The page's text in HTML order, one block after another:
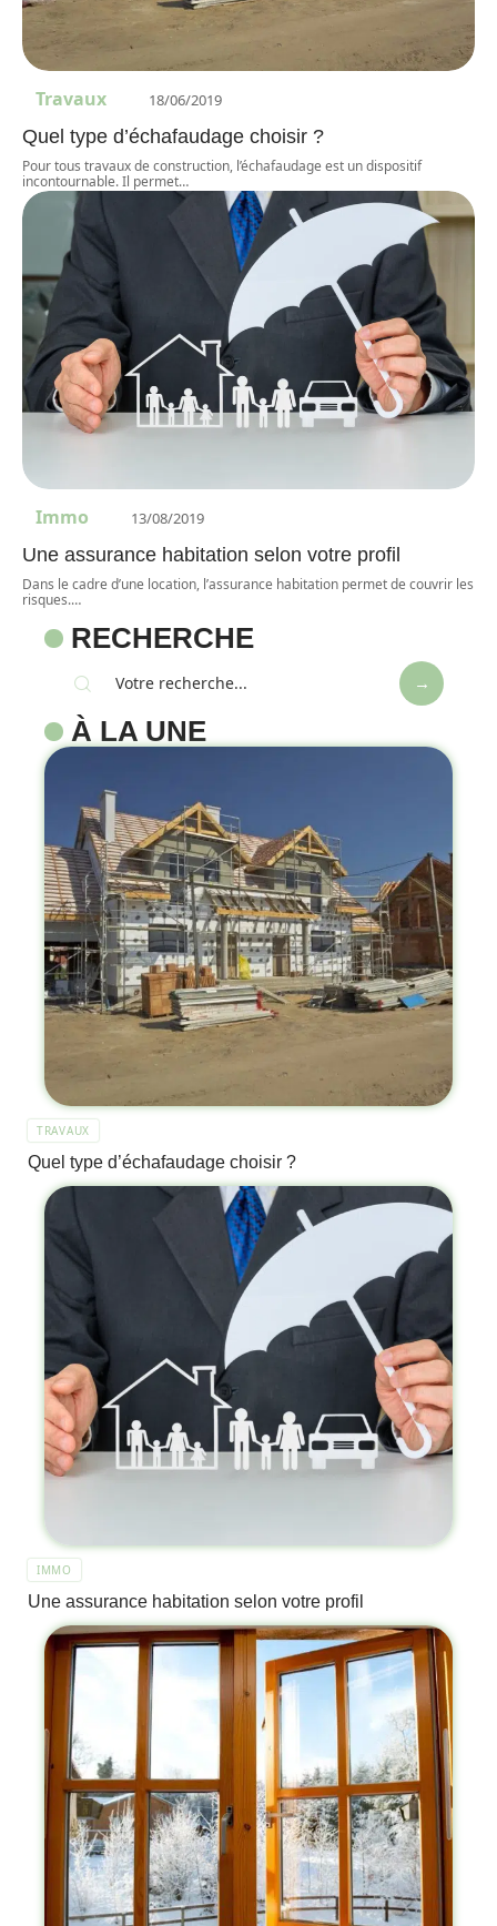
Travaux 18/06/2019
Quel type d’échafaudage choisir ?
Pour tous travaux de construction, l’échafaudage est un dispositif
incontournable. Il permet…
Immo 13/08/2019
Une assurance habitation selon votre profil
Dans le cadre d’une location, l’assurance habitation permet de couvrir les
risques.…
RECHERCHE
À LA UNE
TRAVAUX
Quel type d’échafaudage choisir ?
IMMO
Une assurance habitation selon votre profil